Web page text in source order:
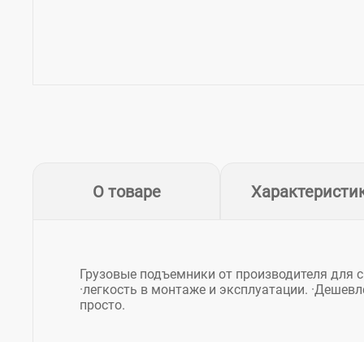
О товаре
Грузовые подъемники от производителя для
·легкость в монтаже и эксплуатации.
просто.